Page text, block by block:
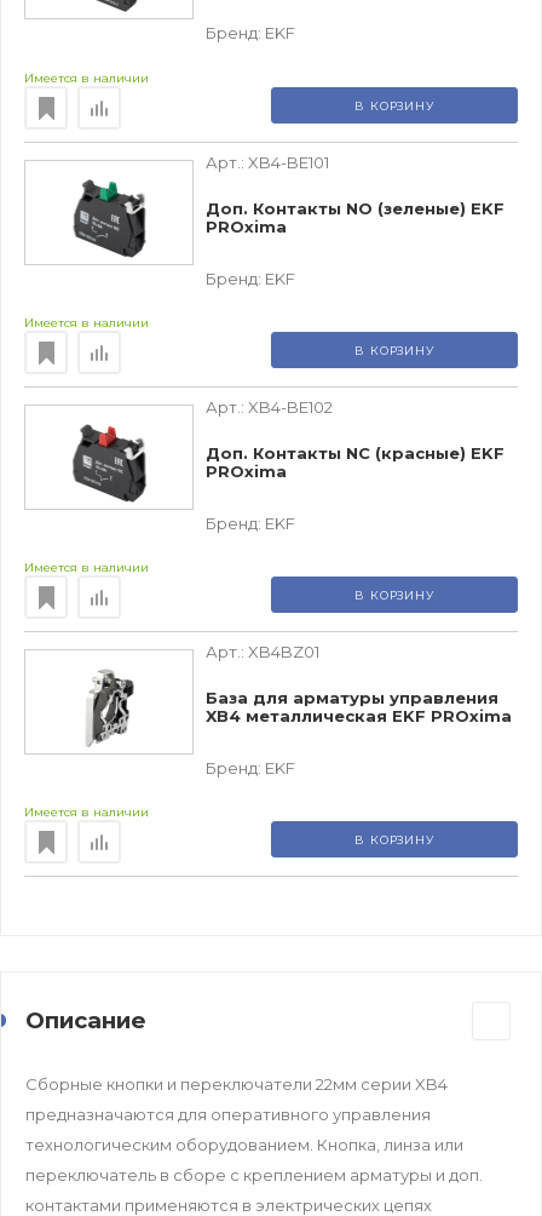
Бренд: EKF
Имеется в наличии
В КОРЗИНУ
Арт.: XB4-BE101
Доп. Контакты NO (зеленые) EKF
PROxima
Бренд: EKF
Имеется в наличии
В КОРЗИНУ
Арт.: XB4-BE102
Доп. Контакты NC (красные) EKF
PROxima
Бренд: EKF
Имеется в наличии
В КОРЗИНУ
Арт.: XB4BZ01
База для арматуры управления
XB4 металлическая EKF PROxima
Бренд: EKF
Имеется в наличии
В КОРЗИНУ
Описание
Сборные кнопки и переключатели 22мм серии XB4
предназначаются для оперативного управления
технологическим оборудованием. Кнопка, линза или
переключатель в сборе с креплением арматуры и доп.
контактами применяются в электрических цепях